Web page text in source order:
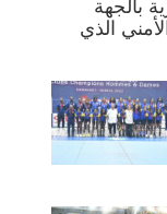
بالجهة
الذي